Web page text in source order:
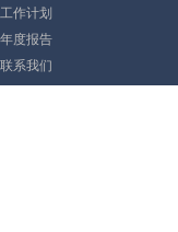
工作计划
年度报告
联系我们